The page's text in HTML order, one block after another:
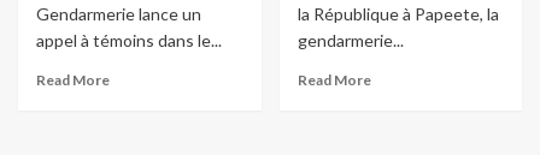
Gendarmerie lance un
appel à témoins dans le...
Read More
la République à Papeete, la
gendarmerie...
Read More